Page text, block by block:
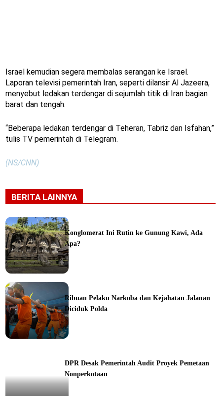
Israel kemudian segera membalas serangan ke Israel.
Laporan televisi pemerintah Iran, seperti dilansir Al Jazeera,
menyebut ledakan terdengar di sejumlah titik di Iran bagian
barat dan tengah.
“Beberapa ledakan terdengar di Teheran, Tabriz dan Isfahan,”
tulis TV pemerintah di Telegram.
(NS/CNN)
BERITA LAINNYA
Konglomerat Ini Rutin ke Gunung Kawi, Ada
Apa?
Ribuan Pelaku Narkoba dan Kejahatan Jalanan
Diciduk Polda
DPR Desak Pemerintah Audit Proyek Pemetaan
Nonperkotaan